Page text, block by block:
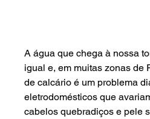
A água que chega à nossa
igual e, em muitas zonas de
de calcário é um problema
eletrodomésticos que
cabelos quebradiços e pele